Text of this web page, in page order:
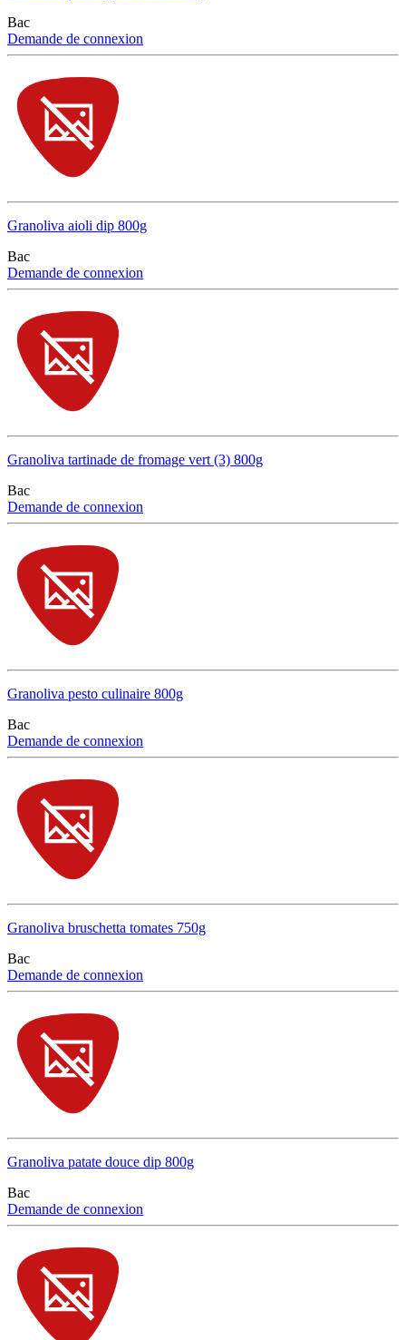
Bac
Demande de connexion
Granoliva aioli dip 800g
Bac
Demande de connexion
Granoliva tartinade de fromage vert (3) 800g
Bac
Demande de connexion
Granoliva pesto culinaire 800g
Bac
Demande de connexion
Granoliva bruschetta tomates 750g
Bac
Demande de connexion
Granoliva patate douce dip 800g
Bac
Demande de connexion